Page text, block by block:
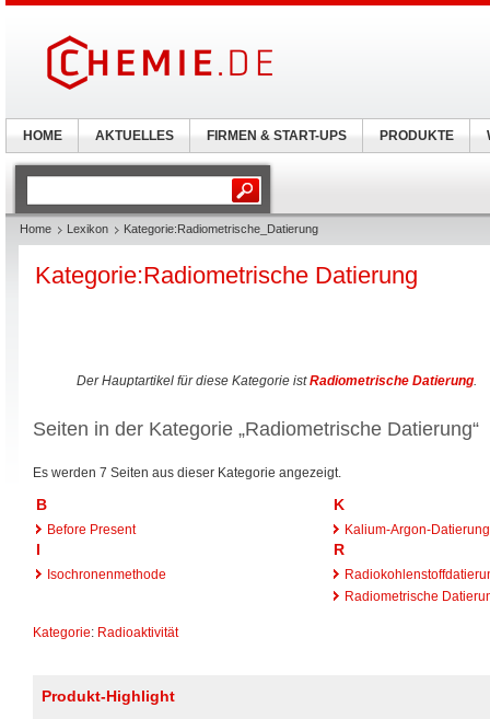
Home Lexikon Kategorie:Radiometrische_Datierung
Kategorie:Radiometrische Datierung
Der Hauptartikel für diese Kategorie istRadiometrische Datierung.
Seiten in der Kategorie „Radiometrische Datierung“
Es werden 7 Seiten aus dieser Kategorie angezeigt.
B
Before Present
I
Isochronenmethode
K
Kalium-Argon-Datierung
R
Radiometrische
Kategorie: Radioaktivität
Produkt-Highlight
HOME AKTUELLES FIRMEN & START-UPS PRODUKTE